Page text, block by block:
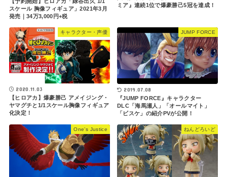
スケール 胸像フィギュア」2021年3月
発売｜34万3,000円+税
ミア』連続1位で爆豪勝己5冠を達成！
キャラクター・声優
2020.11.03
【ヒロアカ】爆豪勝己 アメイジング・
ヤマグチと1/1スケール胸像フィギュア
化決定！
JUMP FORCE
2019.07.08
『JUMP FORCE』キャラクター
DLC「海馬瀬人」「オールマイト」
「ビスケ」の紹介PVが公開！
One’s Justice ねんどろいど